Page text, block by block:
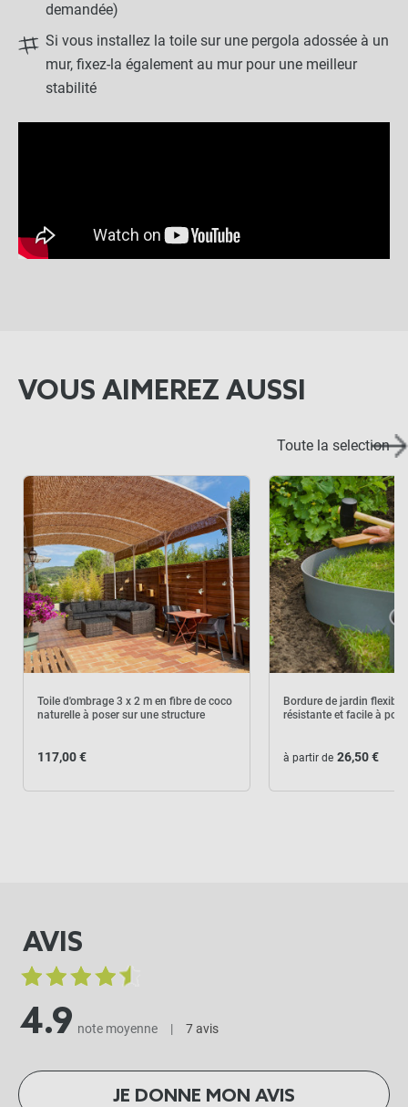
demandée)
Si vous installez la toile sur une pergola adossée à un
mur, fixez-la également au mur pour une meilleur
stabilité
VOUS AIMEREZ AUSSI
Toute la selection
Toile d'ombrage 3 x 2 m en fibre de coco
naturelle à poser sur une structure
117,00 €
Bordure de jardin
résistante et facile à
à partir de 26,50 €
AVIS
4.9 note moyenne | 7 avis
JE DONNE MON AVIS